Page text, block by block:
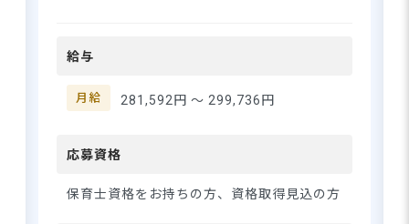
紹介を受ける
福祉法人として地域に根ざし
で、保育士の皆さんの「働き
やすさ」も大切にしていま
ポートしますので、じっくり
☆ 設備が充実した環境で、子
給与
月給 281,592円 〜 299,736円
応募資格
保育士資格をお持ちの方、資格取得見込の方